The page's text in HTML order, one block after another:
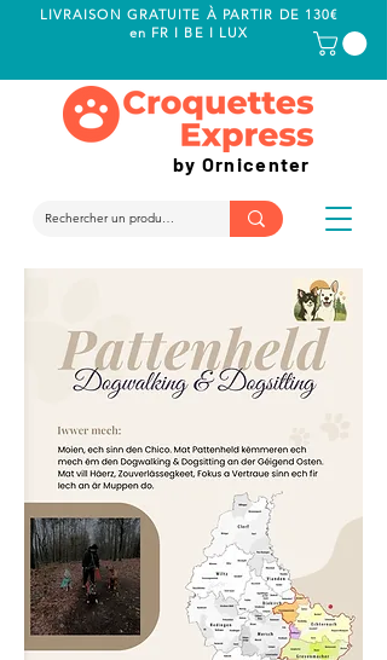
LIVRAISON GRATUITE À PARTIR DE 130€
en FR I BE I LUX
by Ornicenter